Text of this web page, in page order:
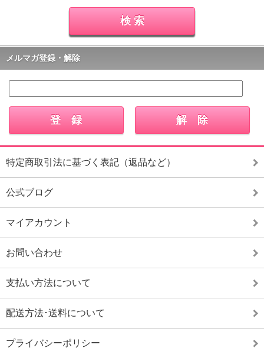
メルマガ登録・解除
特定商取引法に基づく表記（返品など）
公式ブログ
マイアカウント
お問い合わせ
支払い方法について
配送方法･送料について
プライバシーポリシー